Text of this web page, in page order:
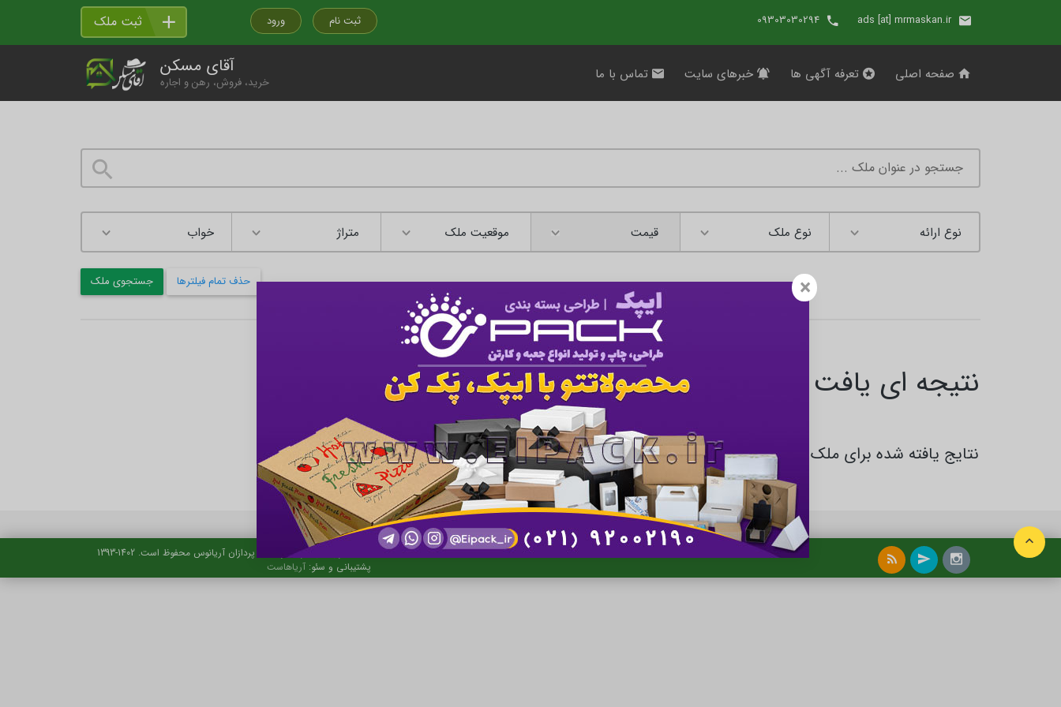
ads [at] mrmaskan.ir
09303030294 ثبت نام ورود ثبت ملک
آقای مسکن
خرید، فروش، رهن و اجاره صفحه اصلی تعرفه آگهی ها خبرهای سایت تماس با ما
قیمت موقعیت ملک متراژ
جستجوی ملک حذف تمام فیلترها
نتیجه ای یافت نشد
نتایج یافته شده برای ملک و املاک در مال خلیفه
کلیه حقوق این تارنما نزد ایده پردازان آریانوس محفوظ است. 1402-1393
پشتیبانی و سئو: آریاهاست
×